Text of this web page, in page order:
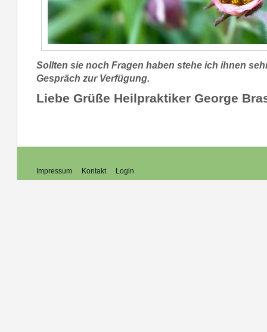
Sollten sie noch Fragen haben stehe ich ihnen
Gespräch zur Verfügung.
Liebe Grüße Heilpraktiker George
Impressum Kontakt Login